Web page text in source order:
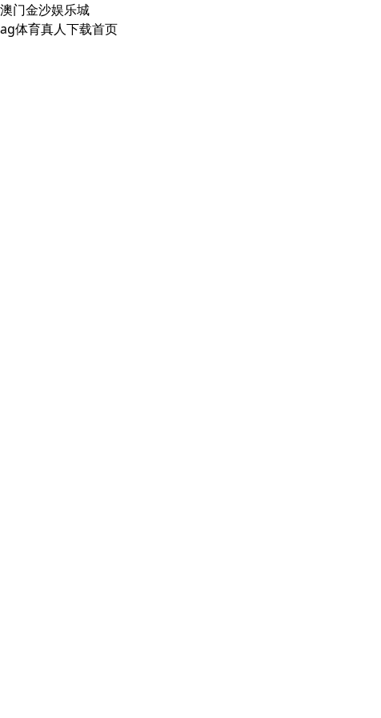
澳门金沙娱乐城
ag体育真人下载首页